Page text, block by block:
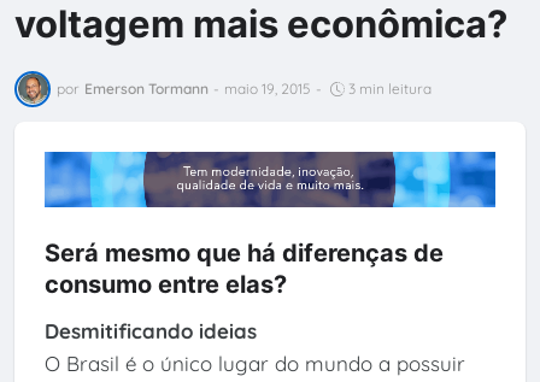
voltagem mais econômica?
por Emerson Tormann - maio 19, 2015 - 3 min leitura
Será mesmo que há diferenças de
consumo entre elas?
Desmitificando ideias
O Brasil é o único lugar do mundo a possuir